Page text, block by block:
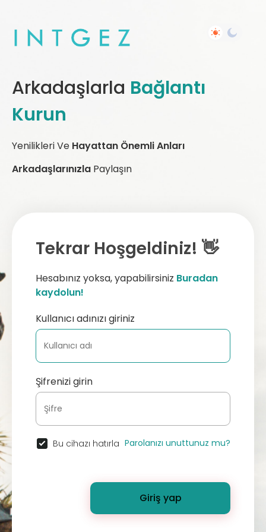
Arkadaşlarla Bağlantı
Kurun
Yenilikleri Ve Hayattan Önemli Anları
Arkadaşlarınızla Paylaşın
Tekrar Hoşgeldiniz! 👋
Hesabınız yoksa, yapabilirsiniz Buradan
kaydolun!
Kullanıcı adınızı giriniz
Şifrenizi girin
Bu cihazı hatırla Parolanızı unuttunuz mu?
Giriş yap